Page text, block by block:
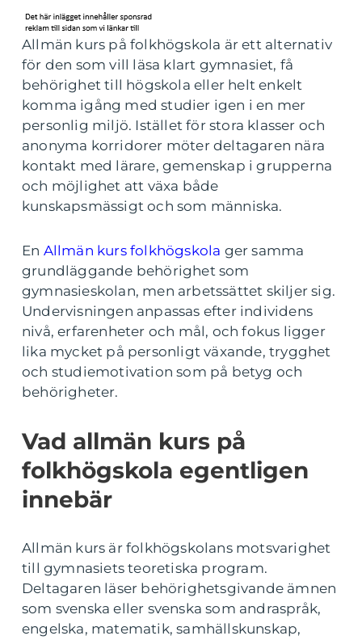
Allmän kurs på folkhögskola är ett alternativ
för den som vill läsa klart gymnasiet, få
behörighet till högskola eller helt enkelt
komma igång med studier igen i en mer
personlig miljö. Istället för stora klasser och
anonyma korridorer möter deltagaren nära
kontakt med lärare, gemenskap i grupperna
och möjlighet att växa både
kunskapsmässigt och som människa.
En Allmän kurs folkhögskola ger samma
grundläggande behörighet som
gymnasieskolan, men arbetssättet skiljer sig.
Undervisningen anpassas efter individens
nivå, erfarenheter och mål, och fokus ligger
lika mycket på personligt växande, trygghet
och studiemotivation som på betyg och
behörigheter.
Vad allmän kurs på
folkhögskola egentligen
innebär
Allmän kurs är folkhögskolans motsvarighet
till gymnasiets teoretiska program.
Deltagaren läser behörighetsgivande ämnen
som svenska eller svenska som andraspråk,
engelska, matematik, samhällskunskap,